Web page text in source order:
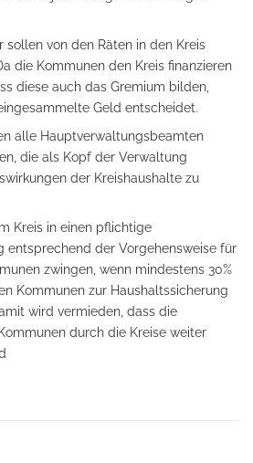
sollen von den Räten in den Kreis
die Kommunen den Kreis finanzieren
diese auch das Gremium bilden,
Geld entscheidet.
alle Hauptverwaltungsbeamten
die als Kopf der Verwaltung
der Kreishaushalte zu
Kreis in einen pflichtige
entsprechend der Vorgehensweise für
zwingen, wenn mindestens 30%
Kommunen zur Haushaltssicherung
wird vermieden, dass die
durch die Kreise weiter